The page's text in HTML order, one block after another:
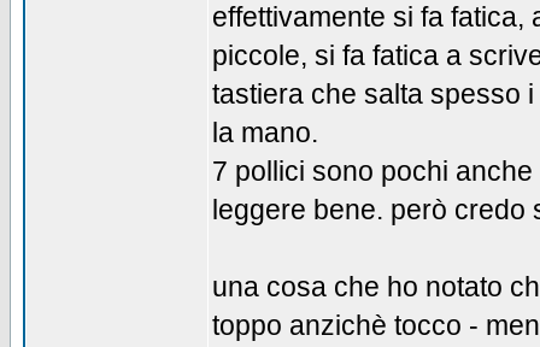
effettivamente si fa
piccole, si fa fatica a
tastiera che salta spesso
la mano.
7 pollici sono pochi
leggere bene. però credo
una cosa che ho notato
toppo anzichè tocco -